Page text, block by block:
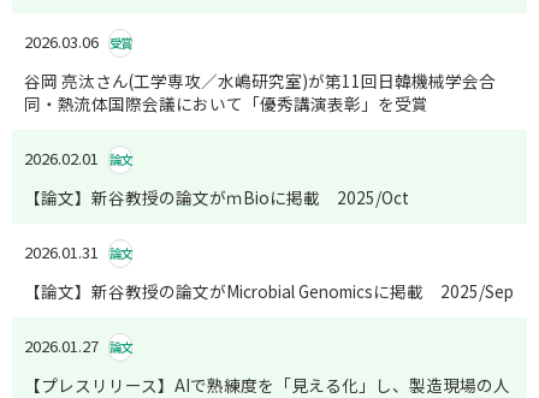
2026.03.06 受賞
谷岡 亮汰さん(工学専攻／水嶋研究室)が第11回日韓機械学会合
同・熱流体国際会議において「優秀講演表彰」を受賞
2026.02.01 論文
【論文】新谷教授の論文がｍBioに掲載 2025/Oct
2026.01.31 論文
【論文】新谷教授の論文がMicrobial Genomicsに掲載 2025/Sep
2026.01.27 論文
【プレスリリース】AIで熟練度を「見える化」し、製造現場の人